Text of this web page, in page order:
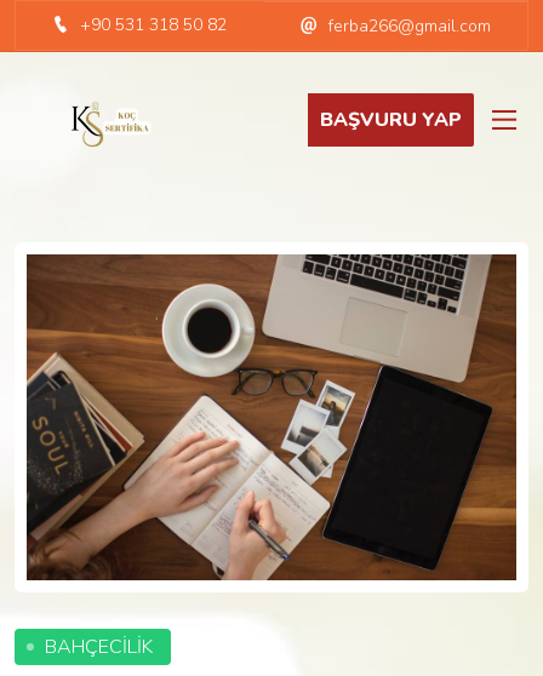
+90 531 318 50 82 ferba266@gmail.com
BAŞVURU YAP
BAHÇECİLİK